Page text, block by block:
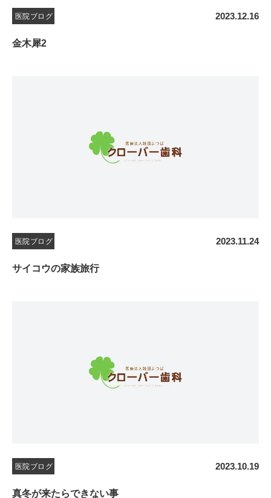
医院ブログ 2023.12.16
金木犀2
医院ブログ 2023.11.24
サイコウの家族旅行
医院ブログ 2023.10.19
真冬が来たらできない事